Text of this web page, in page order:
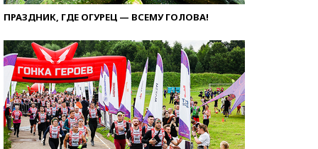
ПРАЗДНИК, ГДЕ ОГУРЕЦ — ВСЕМУ ГОЛОВА!